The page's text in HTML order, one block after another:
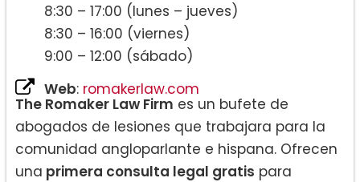
8:30 – 17:00 (lunes – jueves)
8:30 – 16:00 (viernes)
9:00 – 12:00 (sábado)
Web: romakerlaw.com
The Romaker Law Firm es un bufete de
abogados de lesiones que trabajara para la
comunidad angloparlante e hispana. Ofrecen
una primera consulta legal gratis para